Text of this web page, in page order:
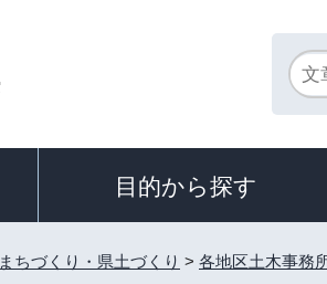
目的から探す
まちづくり・県土づくり > 各地区土木事務